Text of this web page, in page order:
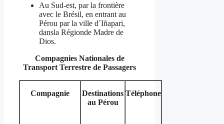
Au Sud-est, par la frontière
avec le Brésil, en entrant au
Pérou par la ville d´Iñapari,
dansla Régionde Madre de
Dios.
Compagnies Nationales de
Transport Terrestre de Passagers
Compagnie
Destinations
au Pérou
Téléphone